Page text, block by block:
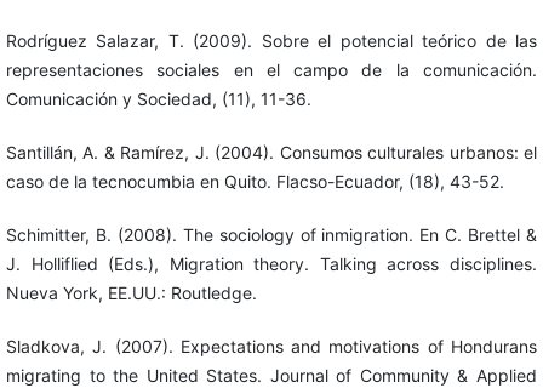
Rodríguez Salazar, T. (2009). Sobre el potencial teórico de las
representaciones sociales en el campo de la comunicación.
Comunicación y Sociedad, (11), 11-36.
Santillán, A. & Ramírez, J. (2004). Consumos culturales urbanos: el
caso de la tecnocumbia en Quito. Flacso-Ecuador, (18), 43-52.
Schimitter, B. (2008). The sociology of inmigration. En C. Brettel &
J. Holliflied (Eds.), Migration theory. Talking across disciplines.
Nueva York, EE.UU.: Routledge.
Sladkova, J. (2007). Expectations and motivations of Hondurans
migrating to the United States. Journal of Community & Applied